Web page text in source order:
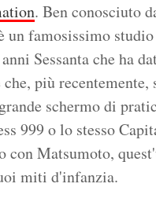
. Ben conosciuto
un famosissimo
Sessanta che ha
che, più
schermo di
999 o lo stesso
con Matsumoto,
miti d'infanzia.